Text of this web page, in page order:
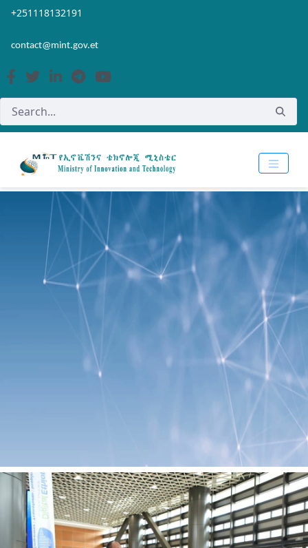
Skip to Main Content
Open Accessibility Menu
+251118132191
contact@mint.gov.et